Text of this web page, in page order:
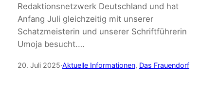
Redaktionsnetzwerk Deutschland und hat
Anfang Juli gleichzeitig mit unserer
Schatzmeisterin und unserer Schriftführerin
Umoja besucht.…
20. Juli 2025·Aktuelle Informationen, Das Frauendorf